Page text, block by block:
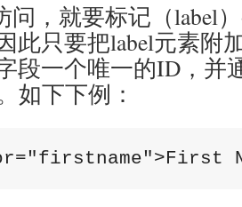
问，就要标记（label
此只要把label元素附
段一个唯一的ID，并
如下下例：